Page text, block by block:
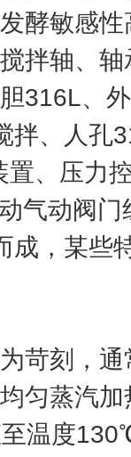
酵敏感
拌轴、
316L、
拌、人孔
、压力
气动阀
成，某些
苛刻，
匀蒸汽
温度